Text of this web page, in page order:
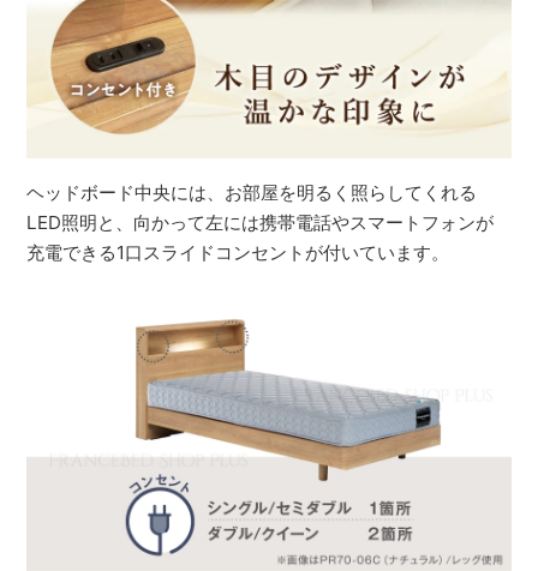
ヘッドボード中央には、お部屋を明るく照らしてくれる
LED照明と、向かって左には携帯電話やスマートフォンが
充電できる1口スライドコンセントが付いています。